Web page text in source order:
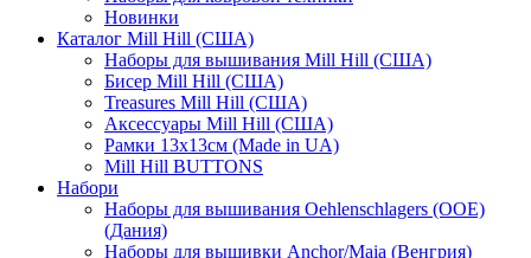
Новинки
Каталог Mill Hill (США)
Наборы для вышивания Mill Hill (США)
Бисер Mill Hill (США)
Treasures Mill Hill (США)
Аксессуары Mill Hill (США)
Рамки 13х13см (Made in UA)
Mill Hill BUTTONS
Набори
Наборы для вышивания Oehlenschlagers (OOE)
(Дания)
Наборы для вышивки Anchor/Maia (Венгрия)